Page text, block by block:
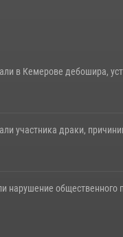
в Кемерове дебошира,
участника драки,
нарушение общественного